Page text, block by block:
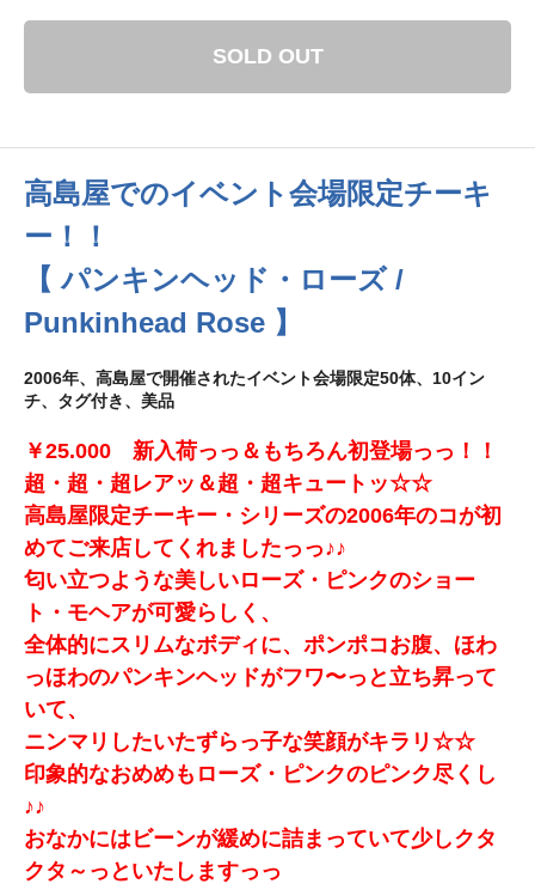
SOLD OUT
高島屋でのイベント会場限定チーキ
ー！！
【 パンキンヘッド・ローズ /
Punkinhead Rose 】
2006年、高島屋で開催されたイベント会場限定50体、10イン
チ、タグ付き、美品
￥25.000 新入荷っっ＆もちろん初登場っっ！！
超・超・超レアッ＆超・超キュートッ☆☆
高島屋限定チーキー・シリーズの2006年のコが初
めてご来店してくれましたっっ♪♪
匂い立つような美しいローズ・ピンクのショー
ト・モヘアが可愛らしく、
全体的にスリムなボディに、ポンポコお腹、ほわ
っほわのパンキンヘッドがフワ〜っと立ち昇って
いて、
ニンマリしたいたずらっ子な笑顔がキラリ☆☆
印象的なおめめもローズ・ピンクのピンク尽くし
♪♪
おなかにはビーンが緩めに詰まっていて少しクタ
クタ～っといたしますっっ